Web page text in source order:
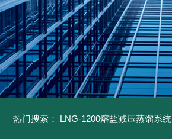
热门搜索： LNG-1200熔盐减压蒸馏系统